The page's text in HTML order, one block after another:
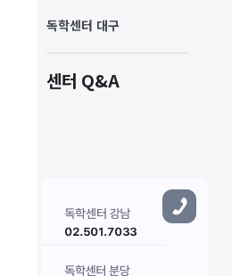
독학센터 대구
센터 Q&A